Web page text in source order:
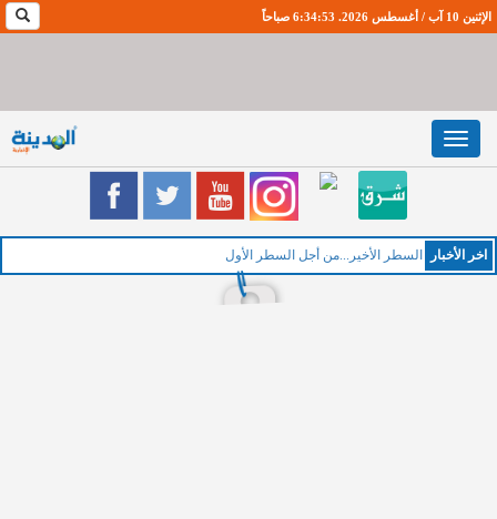
الإثنين 10 آب / أغسطس 2026. 6:34:54 صباحاً
Toggle
navigation
اخر اﻷخبار الخم